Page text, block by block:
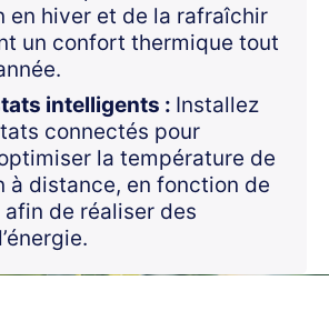
en hiver et de la rafraîchir
un confort thermique tout
intelligents : Installez
connectés pour
la température de
à distance, en fonction de
de réaliser des